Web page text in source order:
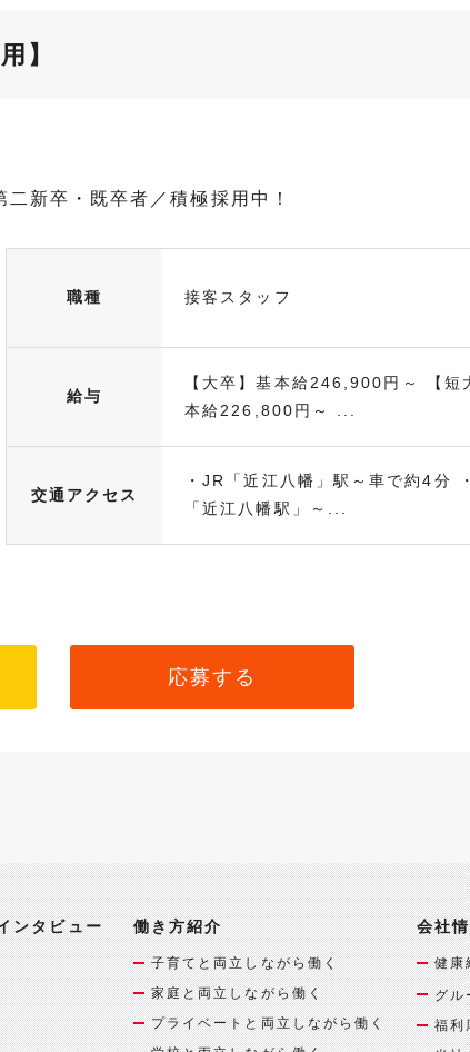
】
新卒・既卒者／積極採用中！
職種 接客スタッフ
給与
【大卒】基本給246,900円～ 【短
本給226,800円～ ...
交通アクセス
・JR「近江八幡」駅～車で約4分
「近江八幡駅」～...
応募する
ンタビュー 働き方紹介
子育てと両立しながら働く
家庭と両立しながら働く
プライベートと両立しながら働く
会社
健康
グル
福利